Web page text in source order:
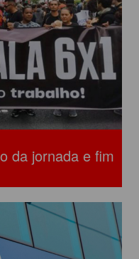
da jornada e fim